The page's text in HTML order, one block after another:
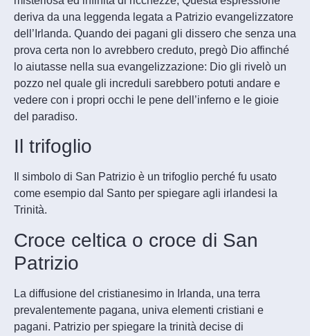
deriva da una leggenda legata a Patrizio evangelizzatore
dell’Irlanda. Quando dei pagani gli dissero che senza una
prova certa non lo avrebbero creduto, pregò Dio affinché
lo aiutasse nella sua evangelizzazione: Dio gli rivelò un
pozzo nel quale gli increduli sarebbero potuti andare e
vedere con i propri occhi le pene dell’inferno e le gioie
del paradiso.
Il trifoglio
Il simbolo di San Patrizio è un trifoglio perché fu usato
come esempio dal Santo per spiegare agli irlandesi la
Trinità.
Croce celtica o croce di San
Patrizio
La diffusione del cristianesimo in Irlanda, una terra
prevalentemente pagana, univa elementi cristiani e
pagani. Patrizio per spiegare la trinità decise di